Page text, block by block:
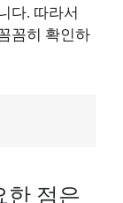
다. 따라서
꼼히 확인하
한 점은